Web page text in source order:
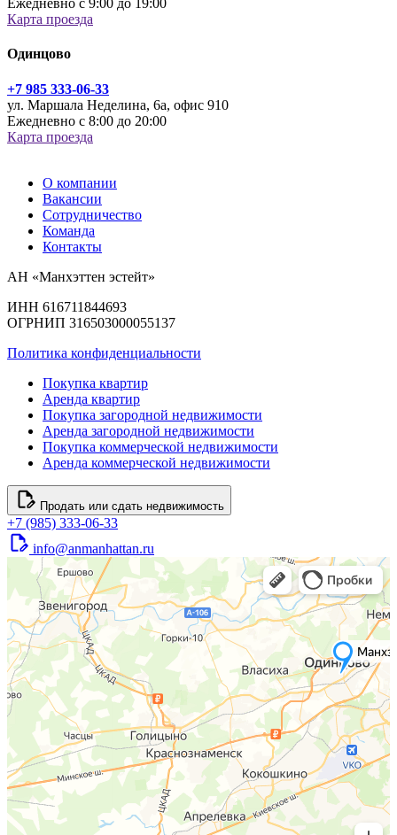
Ежедневно с 9:00 до 19:00
Карта проезда
Одинцово
+7 985 333-06-33
ул. Маршала Неделина, 6а, офис 910
Ежедневно с 8:00 до 20:00
Карта проезда
О компании
Вакансии
Сотрудничество
Команда
Контакты
АН «Манхэттен эстейт»
ИНН 616711844693
ОГРНИП 316503000055137
Политика конфиденциальности
Покупка квартир
Аренда квартир
Покупка загородной недвижимости
Аренда загородной недвижимости
Покупка коммерческой недвижимости
Аренда коммерческой недвижимости
Продать или сдать недвижимость
+7 (985) 333-06-33
info@anmanhattan.ru